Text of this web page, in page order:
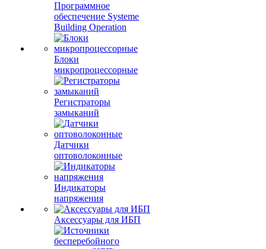
Программное
обеспечение Systeme
Building Operation
Блоки
микропроцессорные
Регистраторы
замыканий
Датчики
оптоволоконные
Индикаторы
напряжения
Аксессуары для ИБП